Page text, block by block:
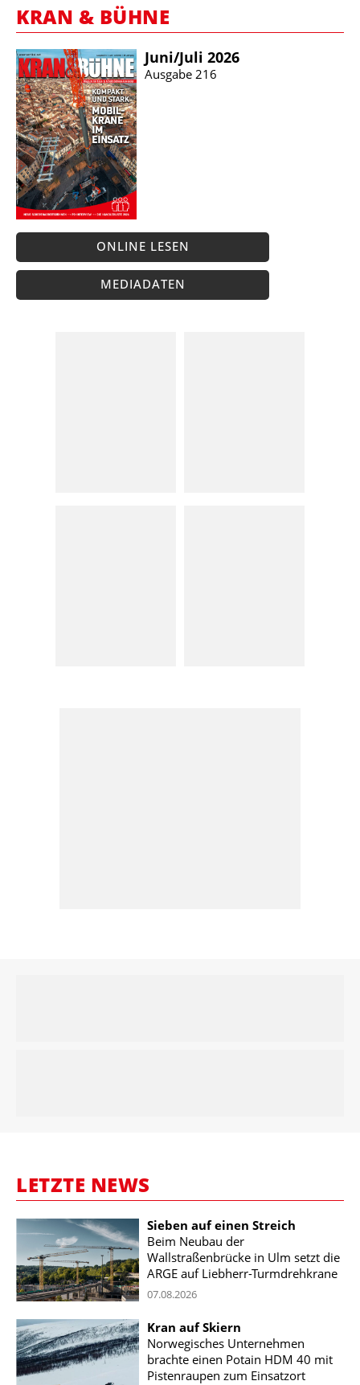
KRAN & BÜHNE
Juni/​Juli 2026
Ausgabe 216
ONLINE LESEN
MEDIADATEN
LETZTE NEWS
Sieben auf einen Streich
Beim Neubau der
Wallstraßenbrücke in Ulm setzt die
ARGE auf Liebherr-Turmdrehkrane
07.08.2026
Kran auf Skiern
Norwegisches Unternehmen
brachte einen Potain HDM 40 mit
Pistenraupen zum Einsatzort